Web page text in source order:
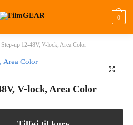
0
Step-up 12-48V, V-lock, Area Color
🔍
V-lock, Area Color